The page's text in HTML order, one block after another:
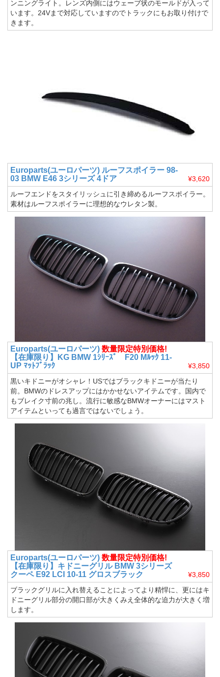
ンニングライト。レンズ内側にはウェーブ状のモールドが入って
います。24Vまで対応していますのでトラックにもお取り付けで
きます。
Europarts(ユーロパーツ) ルーフスポイラー 98-
03 BMW E46 3シリーズ 4ドア
¥3,620
ルーフエンドをスタイリッシュに引き締めるルーフスポイラー。
素材はルーフスポイラーに理想的なウレタン製。
Europarts(ユーロパーツ) 数量限定特別価格!
【在庫限り】KG BMW 1ｼﾘｰｽﾞ F20 Mﾙｯｸ 11-
UP ﾏｯﾄﾌﾞﾗｯｸ
¥3,850
黒いキドニーがオシャレ！USではブラックキドニーが当たり
前。BMWのドレスアップにはかかせないアイテムです。国内で
もブレイク寸前の兆し。流行に敏感なBMWオーナーにはマスト
アイテムといっても過言ではないでしょう。
Europarts(ユーロパーツ) 数量限定特別価格!
【在庫限り】キドニーグリル BMW 3シリーズ
クーペ E92 LCI 10-11 グロスブラック
¥3,850
ブラックグリルに入れ替えることによってより精悍に、更にはキ
ドニーグリル部分の開口部が大きくみえ全体的な迫力が大きく増
します。